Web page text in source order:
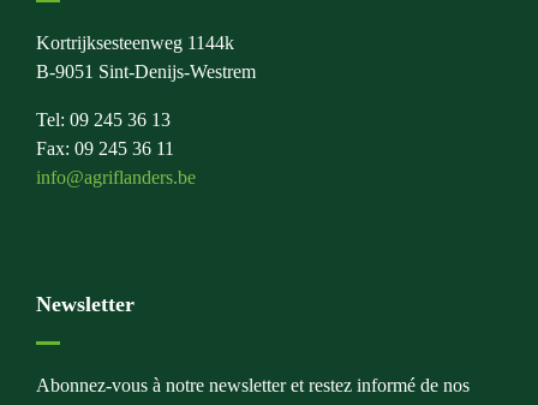
Kortrijksesteenweg 1144k
B-9051 Sint-Denijs-Westrem
Tel: 09 245 36 13
Fax: 09 245 36 11
info@agriflanders.be
Newsletter
Abonnez-vous à notre newsletter et restez informé de nos